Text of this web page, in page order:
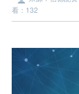
看：132